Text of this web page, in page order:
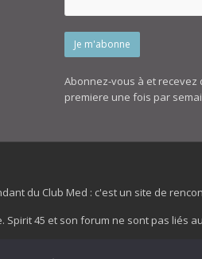
Abonnez-vous à et recevez
premiere une fois par
du Club Med : c'est un site de
Spirit 45 et son forum ne sont pas liés